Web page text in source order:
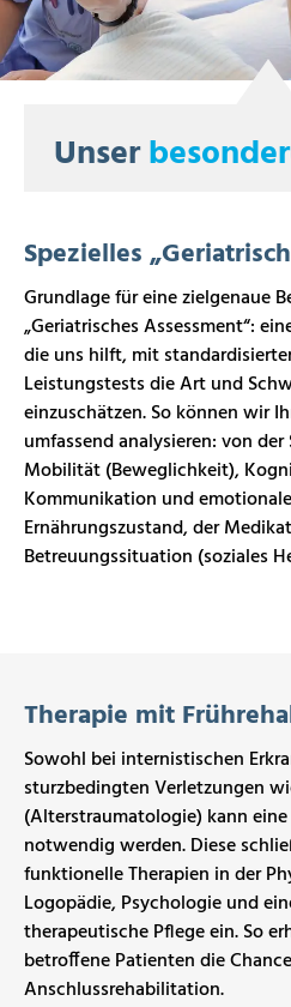
Unser
Spezielles
Grundlage für eine zielgenaue
„Geriatrisches Assessment“:
die uns hilft, mit
Leistungstests die Art und
einzuschätzen. So können wir
umfassend analysieren: von
Mobilität (Beweglichkeit),
Kommunikation und
Ernährungszustand, der
Betreuungssituation (soziales
Therapie mit
Sowohl bei internistischen
sturzbedingten Verletzungen
(Alterstraumatologie) kann
notwendig werden. Diese
funktionelle Therapien in der
Logopädie, Psychologie und
therapeutische Pflege ein. So
betroffene Patienten die
Anschlussrehabilitation.